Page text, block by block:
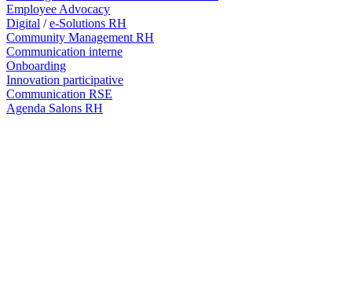
Employee Advocacy
Digital /e-Solutions RH
Community Management RH
Communication interne
Onboarding
Innovation participative
Communication RSE
Agenda Salons RH